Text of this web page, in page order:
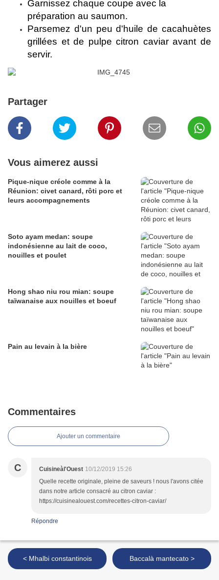
Garnissez chaque coupe avec la
préparation au saumon.
Parsemez d'un peu d'huile de cacahuètes
grillées et de pulpe citron caviar avant de
servir.
Partager
Vous aimerez aussi
Pique-nique créole comme à la
Réunion: civet canard, rôti porc et
leurs accompagnements
Soto ayam medan: soupe
indonésienne au lait de coco,
nouilles et poulet
Hong shao niu rou mian: soupe
taïwanaise aux nouilles et boeuf
Pain au levain à la bière
Commentaires
Ajouter un commentaire
C Cuisineàl'Ouest 10/12/2019 15:26
Quelle recette originale, pleine de saveurs ! nous l'avons citée
dans notre article consacré au citron caviar :
https://cuisinealouest.com/recettes-citron-caviar/
Répondre
< Mhalbi constantinois Baccalà mantecato >